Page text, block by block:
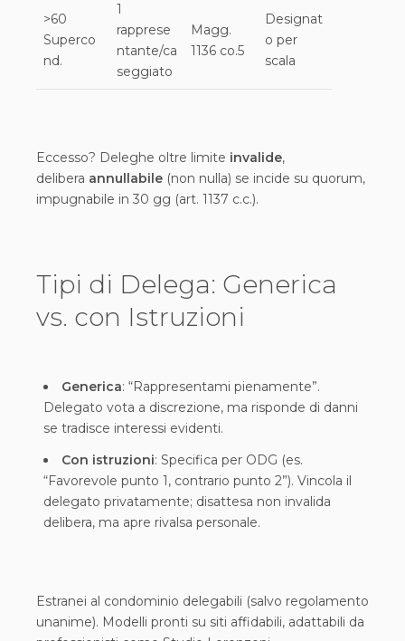
>60
Superco
nd.
1
rapprese
ntante/ca
seggiato
Magg.
1136 co.5
Designat
o per
scala
Eccesso? Deleghe oltre limite invalide,
delibera annullabile (non nulla) se incide su quorum,
impugnabile in 30 gg (art. 1137 c.c.).
Tipi di Delega: Generica
vs. con Istruzioni
Generica: “Rappresentami pienamente”.
Delegato vota a discrezione, ma risponde di danni
se tradisce interessi evidenti.
Con istruzioni: Specifica per ODG (es.
“Favorevole punto 1, contrario punto 2”). Vincola il
delegato privatamente; disattesa non invalida
delibera, ma apre rivalsa personale.
Estranei al condominio delegabili (salvo regolamento
unanime). Modelli pronti su siti affidabili, adattabili da